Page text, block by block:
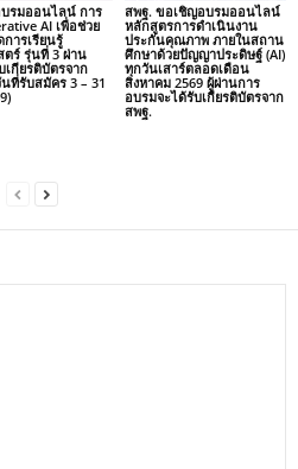
รมออนไลน์ การ
AI เพื่อช่วย
ารเรียนรู้
ตร์ รุ่นที่ 3 ผ่าน
กียรติบัตรจาก
ที่รับสมัคร 3 – 31
สพฐ. ขอเชิญอบรมออนไลน์
หลักสูตรการดำเนินงาน
ประกันคุณภาพ ภายในสถาน
ศึกษาด้วยปัญญาประดิษฐ์ (AI)
ทุกวันเสาร์ตลอดเดือน
สิงหาคม 2569 ผู้ผ่านการ
อบรมจะได้รับเกียรติบัตรจาก
สพฐ.